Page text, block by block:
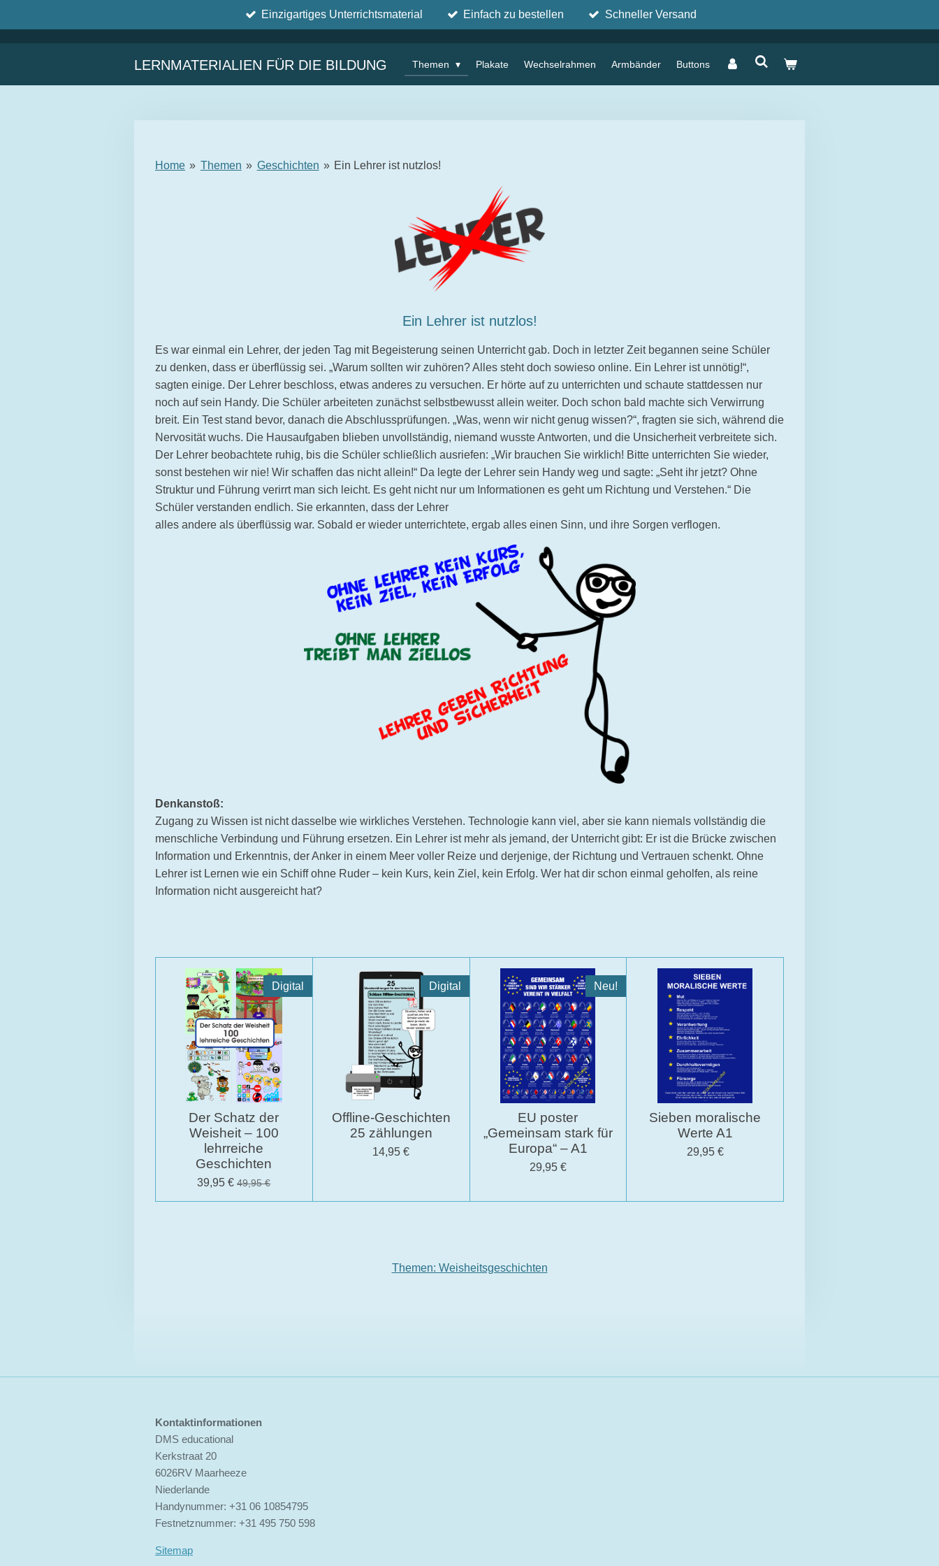
Hauptinhalt
Einzigartiges Unterrichtsmaterial Einfach zu bestellen Schneller Versand
LERNMATERIALIEN FÜR DIE BILDUNG Themen Plakate Wechselrahmen Armbänder Buttons
Home » Themen » Geschichten » Ein Lehrer ist nutzlos!
Ein Lehrer ist nutzlos!
Es war einmal ein Lehrer, der jeden Tag mit Begeisterung seinen Unterricht gab. Doch in letzter Zeit begannen seine Schüler
zu denken, dass er überflüssig sei. „Warum sollten wir zuhören? Alles steht doch sowieso online. Ein Lehrer ist unnötig!“,
sagten einige. Der Lehrer beschloss, etwas anderes zu versuchen. Er hörte auf zu unterrichten und schaute stattdessen nur
noch auf sein Handy. Die Schüler arbeiteten zunächst selbstbewusst allein weiter. Doch schon bald machte sich Verwirrung
breit. Ein Test stand bevor, danach die Abschlussprüfungen. „Was, wenn wir nicht genug wissen?“, fragten sie sich, während die
Nervosität wuchs. Die Hausaufgaben blieben unvollständig, niemand wusste Antworten, und die Unsicherheit verbreitete sich.
Der Lehrer beobachtete ruhig, bis die Schüler schließlich ausriefen: „Wir brauchen Sie wirklich! Bitte unterrichten Sie wieder,
sonst bestehen wir nie! Wir schaffen das nicht allein!“ Da legte der Lehrer sein Handy weg und sagte: „Seht ihr jetzt? Ohne
Struktur und Führung verirrt man sich leicht. Es geht nicht nur um Informationen es geht um Richtung und Verstehen.“ Die
Schüler verstanden endlich. Sie erkannten, dass der Lehrer
alles andere als überflüssig war. Sobald er wieder unterrichtete, ergab alles einen Sinn, und ihre Sorgen verflogen.
Denkanstoß:
Zugang zu Wissen ist nicht dasselbe wie wirkliches Verstehen. Technologie kann viel, aber sie kann niemals vollständig die
menschliche Verbindung und Führung ersetzen. Ein Lehrer ist mehr als jemand, der Unterricht gibt: Er ist die Brücke zwischen
Information und Erkenntnis, der Anker in einem Meer voller Reize und derjenige, der Richtung und Vertrauen schenkt. Ohne
Lehrer ist Lernen wie ein Schiff ohne Ruder – kein Kurs, kein Ziel, kein Erfolg. Wer hat dir schon einmal geholfen, als reine
Information nicht ausgereicht hat?
Digital
Der Schatz der
Weisheit – 100
lehrreiche
Geschichten
39,95 € 49,95 €
Digital
Offline-Geschichten
25 zählungen
14,95 €
Neu!
EU poster
„Gemeinsam stark für
Europa“ – A1
29,95 €
Sieben moralische
Werte A1
29,95 €
Themen: Weisheitsgeschichten
Kontaktinformationen
DMS educational
Kerkstraat 20
6026RV Maarheeze
Niederlande
Handynummer: +31 06 10854795
Festnetznummer: +31 495 750 598
Sitemap